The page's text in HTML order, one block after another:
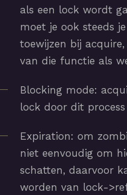
als een lock wordt
moet je ook steeds
toewijzen bij
van die functie als
Blocking mode:
lock door dit
Expiration: om
niet eenvoudig om
schatten, daarvoor
worden van lock-